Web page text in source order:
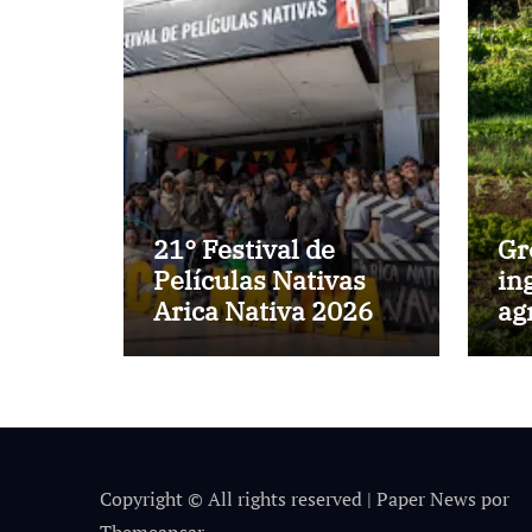
21° Festival de
Películas Nativas
Arica Nativa 2026
abre su convocatoria
Copyright © All rights reserved | Paper News por